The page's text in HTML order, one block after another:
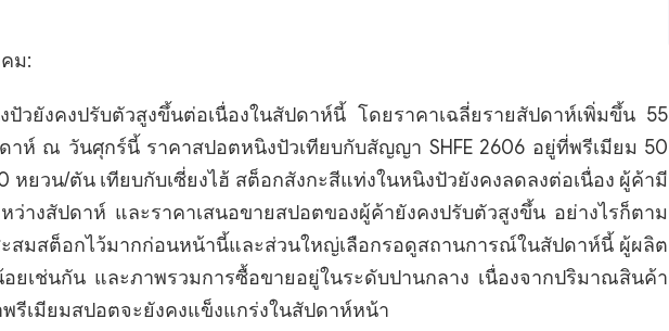
ม:
งคงปรับตัวสูงขึ้นต่อเนื่องในสัปดาห์นี้ โดยราคาเฉลี่ยรายสัปดาห์เพิ่มขึ้น 55
าห์ ณ วันศุกร์นี้ ราคาสปอตหนิงปัวเทียบกับสัญญา SHFE 2606 อยู่ที่พรีเมียม 50
หยวน/ตัน เทียบกับเซี่ยงไฮ้ สต็อกสังกะสีแท่งในหนิงปัวยังคงลดลงต่อเนื่อง ผู้ค้ามี
ว่างสัปดาห์ และราคาเสนอขายสปอตของผู้ค้ายังคงปรับตัวสูงขึ้น อย่างไรก็ตาม
สมสต็อกไว้มากก่อนหน้านี้และส่วนใหญ่เลือกรอดูสถานการณ์ในสัปดาห์นี้ ผู้ผลิต
ยเช่นกัน และภาพรวมการซื้อขายอยู่ในระดับปานกลาง เนื่องจากปริมาณสินค้า
รีเมียมสปอตจะยังคงแข็งแกร่งในสัปดาห์หน้า